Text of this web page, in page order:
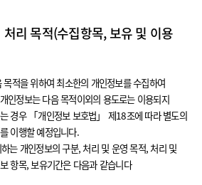
리 목적(수집항목, 보유 및 이용
목적을 위하여 최소한의 개인정보를 수집하여
인정보는 다음 목적이외의 용도로는 이용되지
경우 「개인정보 보호법」 제18조에 따라 별도의
이행할 예정입니다.
는 개인정보의 구분, 처리 및 운영 목적, 처리 및
항목, 보유기간은 다음과 같습니다